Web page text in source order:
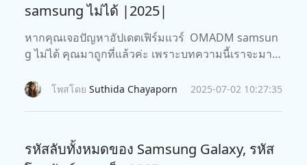
samsung ไม่ได้ |2025|
หากคุณเจอปัญหาอัปเดตเฟิร์มแวร์ OMADM samsun
g ไม่ได้ คุณมาถูกที่แล้วค่ะ เพราะบทความนี้เราจะมาพู
โพสโดย Suthida Chayaporn 2025-07-02 10:27:35
รหัสลับทั้งหมดของ Samsung Galaxy, รหัส